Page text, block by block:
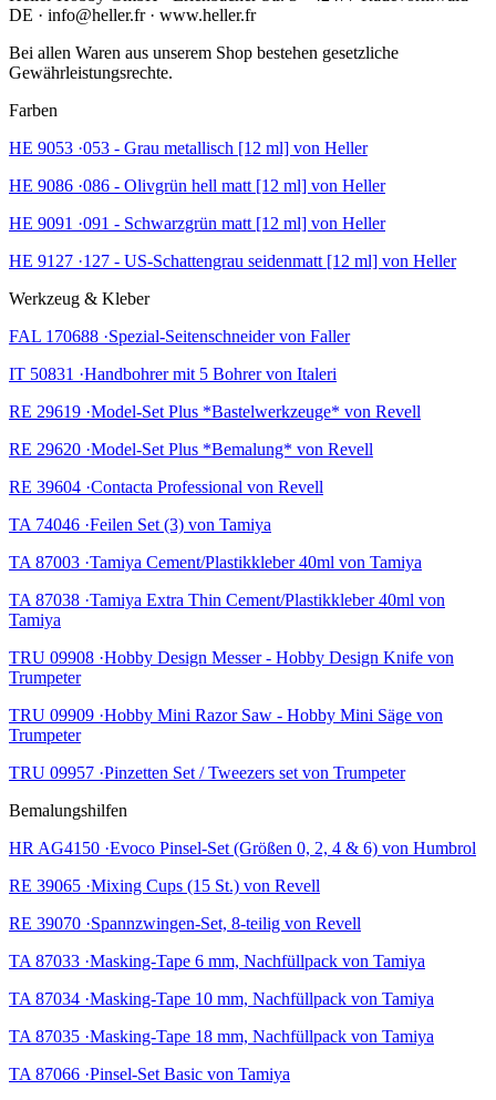
DE · info@heller.fr · www.heller.fr
Bei allen Waren aus unserem Shop bestehen gesetzliche
Gewährleistungsrechte.
Farben
HE 9053 ·053 - Grau metallisch [12 ml] von Heller
HE 9086 ·086 - Olivgrün hell matt [12 ml] von Heller
HE 9091 ·091 - Schwarzgrün matt [12 ml] von Heller
HE 9127 ·127 - US-Schattengrau seidenmatt [12 ml] von Heller
Werkzeug & Kleber
FAL 170688 ·Spezial-Seitenschneider von Faller
IT 50831 ·Handbohrer mit 5 Bohrer von Italeri
RE 29619 ·Model-Set Plus *Bastelwerkzeuge* von Revell
RE 29620 ·Model-Set Plus *Bemalung* von Revell
RE 39604 ·Contacta Professional von Revell
TA 74046 ·Feilen Set (3) von Tamiya
TA 87003 ·Tamiya Cement/Plastikkleber 40ml von Tamiya
TA 87038 ·Tamiya Extra Thin Cement/Plastikkleber 40ml von
Tamiya
TRU 09908 ·Hobby Design Messer - Hobby Design Knife von
Trumpeter
TRU 09909 ·Hobby Mini Razor Saw - Hobby Mini Säge von
Trumpeter
TRU 09957 ·Pinzetten Set / Tweezers set von Trumpeter
Bemalungshilfen
HR AG4150 ·Evoco Pinsel-Set (Größen 0, 2, 4 & 6) von Humbrol
RE 39065 ·Mixing Cups (15 St.) von Revell
RE 39070 ·Spannzwingen-Set, 8-teilig von Revell
TA 87033 ·Masking-Tape 6 mm, Nachfüllpack von Tamiya
TA 87034 ·Masking-Tape 10 mm, Nachfüllpack von Tamiya
TA 87035 ·Masking-Tape 18 mm, Nachfüllpack von Tamiya
TA 87066 ·Pinsel-Set Basic von Tamiya